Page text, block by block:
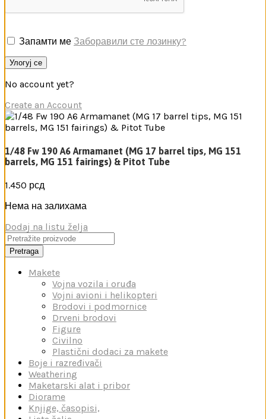
Запамти ме Заборавили сте лозинку?
Улогуј се
No account yet?
Create an Account
1/48 Fw 190 A6 Armamanet (MG 17 barrel tips, MG 151
barrels, MG 151 fairings) & Pitot Tube
1.450 рсд
Нема на залихама
Dodaj na listu želja
Pretraga
Makete
Vojna vozila i oruđa
Vojni avioni i helikopteri
Brodovi i podmornice
Drveni brodovi
Figure
Civilno
Plastični dodaci za makete
Boje i razređivači
Weathering
Maketarski alat i pribor
Diorame
Knjige, časopisi,